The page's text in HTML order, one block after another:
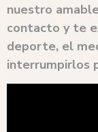
nuestro
contacto y te
deporte, el
interrumpirlos